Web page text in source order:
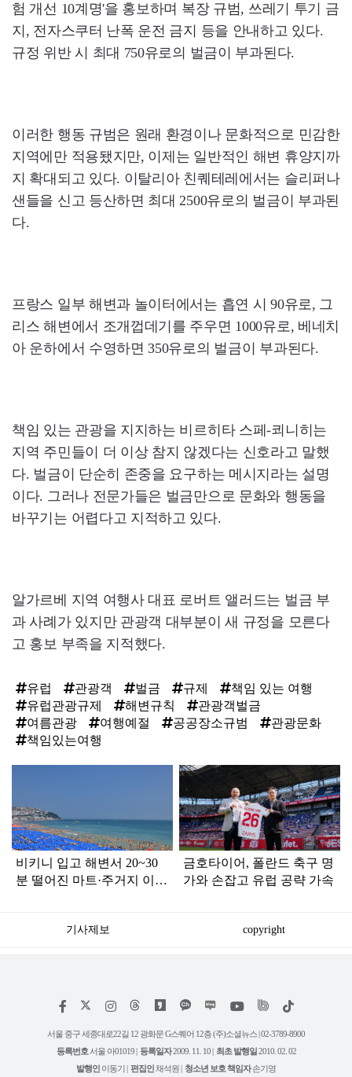
험 개선 10계명'을 홍보하며 복장 규범, 쓰레기 투기 금
지, 전자스쿠터 난폭 운전 금지 등을 안내하고 있다.
규정 위반 시 최대 750유로의 벌금이 부과된다.
이러한 행동 규범은 원래 환경이나 문화적으로 민감한
지역에만 적용됐지만, 이제는 일반적인 해변 휴양지까
지 확대되고 있다. 이탈리아 친퀘테레에서는 슬리퍼나
샌들을 신고 등산하면 최대 2500유로의 벌금이 부과된
다.
프랑스 일부 해변과 놀이터에서는 흡연 시 90유로, 그
리스 해변에서 조개껍데기를 주우면 1000유로, 베네치
아 운하에서 수영하면 350유로의 벌금이 부과된다.
책임 있는 관광을 지지하는 비르히타 스페-쾨니히는
지역 주민들이 더 이상 참지 않겠다는 신호라고 말했
다. 벌금이 단순히 존중을 요구하는 메시지라는 설명
이다. 그러나 전문가들은 벌금만으로 문화와 행동을
바꾸기는 어렵다고 지적하고 있다.
알가르베 지역 여행사 대표 로버트 앨러드는 벌금 부
과 사례가 있지만 관광객 대부분이 새 규정을 모른다
고 홍보 부족을 지적했다.
유럽 관광객 벌금 규제
책임 있는 여행
유럽관광규제
해변규칙
관광객벌금
여름관광
여행예절 공공장소규범
관광문화
책임있는여행
인
비키니 입고 해변서 20~30
분 떨어진 마트·주거지 이동
금호타이어, 폴란드 축구 명
가와 손잡고 유럽 공략 가속
기사제보 copyright
페
스
인
타
램
위
트
유
튜
틱
서울 중구 세종대로22길 12 광화문 G스퀘어 12층 (주)소셜뉴스 | 02-3789-8900
등록번호 서울 아01019 | 등록일자2009. 11. 10 | 최초 발행일2010. 02. 02
발행인 이동기 | 편집인채석원 | 청소년 보호 책임자손기영